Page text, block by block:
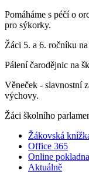
Pomáháme s péčí o
pro sýkorky.
Žáci 5. a 6. ročníku
Pálení čarodějnic na
Věneček - slavnostní
výchovy.
Žáci školního
Žákovská
Office 365
Online pokladna
Aktuálně